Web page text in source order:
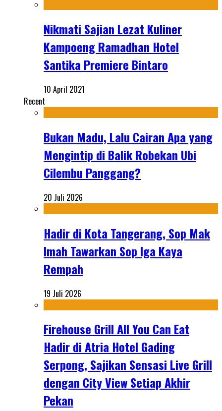
Nikmati Sajian Lezat Kuliner
Kampoeng Ramadhan Hotel
Santika Premiere Bintaro
10 April 2021
Recent
Bukan Madu, Lalu Cairan Apa yang
Mengintip di Balik Robekan Ubi
Cilembu Panggang?
20 Juli 2026
Hadir di Kota Tangerang, Sop Mak
Imah Tawarkan Sop Iga Kaya
Rempah
19 Juli 2026
Firehouse Grill All You Can Eat
Hadir di Atria Hotel Gading
Serpong, Sajikan Sensasi Live Grill
dengan City View Setiap Akhir
Pekan